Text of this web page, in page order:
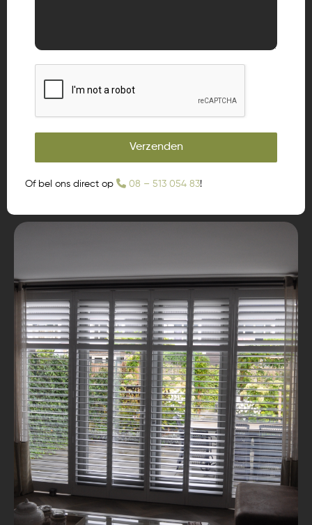
Verzenden
Of bel ons direct op 08 – 513 054 83!